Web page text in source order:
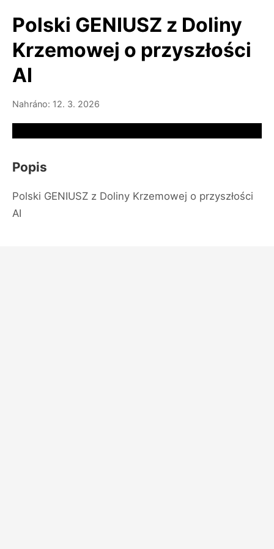
Polski GENIUSZ z Doliny
Krzemowej o przyszłości
AI
Nahráno: 12. 3. 2026
Popis
Polski GENIUSZ z Doliny Krzemowej o przyszłości
AI